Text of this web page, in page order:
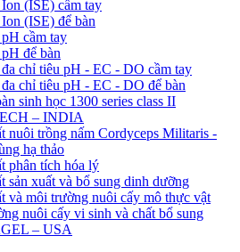
(ISE) cầm tay
(ISE) để bàn
cầm tay
để bàn
chỉ tiêu pH - EC - DO cầm tay
chỉ tiêu pH - EC - DO để bàn
sinh học 1300 series class II
– INDIA
nuôi trồng nấm Cordyceps Militaris -
hạ thảo
phân tích hóa lý
sản xuất và bổ sung dinh dưỡng
và môi trường nuôi cấy mô thực vật
nuôi cấy vi sinh và chất bổ sung
– USA